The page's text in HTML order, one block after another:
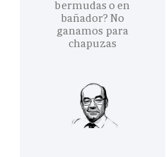
bermudas o en
bañador? No
ganamos para
chapuzas